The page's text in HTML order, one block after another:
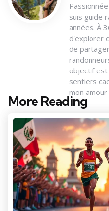
suis guide
années. À
d'explorer
de
objectif est
sentiers
mon
More Reading
Post
navigation